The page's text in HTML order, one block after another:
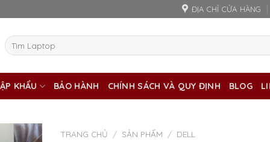
ĐỊA CHỈ CỬA HÀNG
Tìm
kiếm:
KHẨU BẢO HÀNH CHÍNH SÁCH VÀ QUY ĐỊNH BLOG
TRANG CHỦ / SẢN PHẨM / DELL